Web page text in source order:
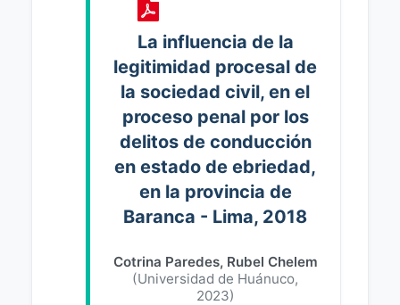
La influencia de la
legitimidad procesal de
la sociedad civil, en el
proceso penal por los
delitos de conducción
en estado de ebriedad,
en la provincia de
Baranca - Lima, 2018
Cotrina Paredes, Rubel Chelem
(Universidad de Huánuco,
2023)